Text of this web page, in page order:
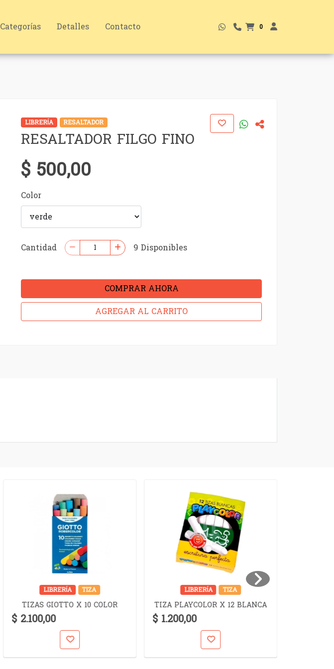
Categorías Detalles Contacto 0
LIBRERÍA RESALTADOR
RESALTADOR FILGO FINO
$ 500,00
Color
Cantidad 9 Disponibles
COMPRAR AHORA
AGREGAR AL CARRITO
LIBRERÍA TIZA
TIZAS GIOTTO X 10 COLOR
$ 2.100,00
LIBRERÍA TIZA
TIZA PLAYCOLOR X 12 BLANCA
$ 1.200,00